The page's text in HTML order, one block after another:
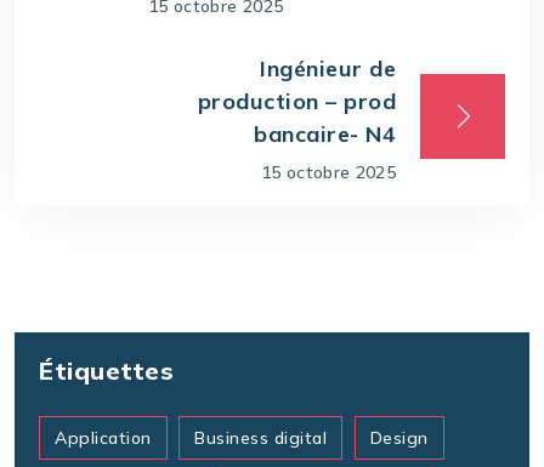
15 octobre 2025
Ingénieur de
production – prod
bancaire- N4
15 octobre 2025
Étiquettes
Application Business digital Design